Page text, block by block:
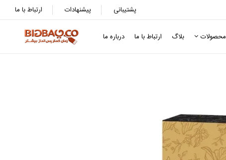
ارتباط با ما پیشنهادات پشتیبانی
محصولات بلاگ ارتباط با ما درباره ما